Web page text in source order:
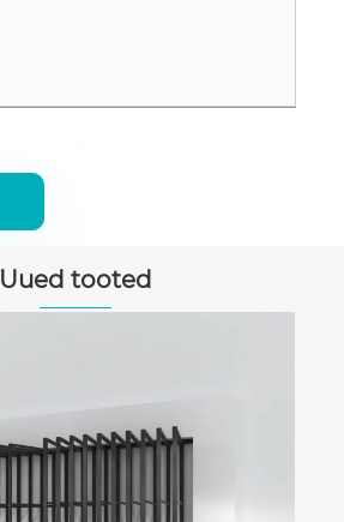
Uued tooted
Vaata rohkem >>